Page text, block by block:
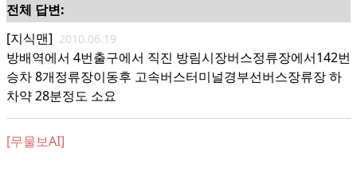
전체 답변:
[지식맨] 2010.06.19
방배역에서 4번출구에서 직진 방림시장버스정류장에서142번
승차 8개정류장이동후 고속버스터미널경부선버스장류장 하
차약 28분정도 소요
[무물보AI]